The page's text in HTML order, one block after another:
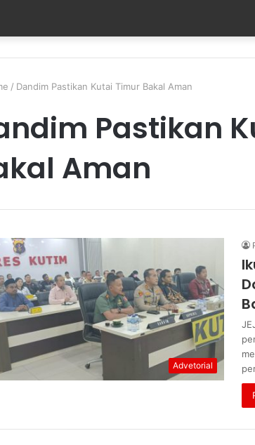
/ Dandim Pastikan Kutai Timur Bakal Aman
Pastikan
Aman
Advetorial